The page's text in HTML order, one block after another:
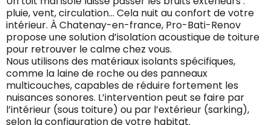
pluie, vent, circulation… Cela nuit au confort de votre
intérieur. À Chatenay-en-france, Pro-Bati-Renov
propose une solution d’isolation acoustique de toiture
pour retrouver le calme chez vous.
Nous utilisons des matériaux isolants spécifiques,
comme la laine de roche ou des panneaux
multicouches, capables de réduire fortement les
nuisances sonores. L’intervention peut se faire par
l’intérieur (sous toiture) ou par l’extérieur (sarking),
selon la configuration de votre habitat.